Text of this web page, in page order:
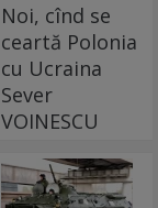
Noi, cînd se
ceartă Polonia
cu Ucraina
Sever
VOINESCU